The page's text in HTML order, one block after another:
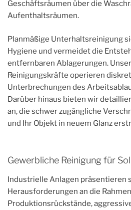
Geschäftsräumen über die
Aufenthaltsräumen.
Planmäßige Unterhaltsreinigung
Hygiene und vermeidet die
entfernbaren Ablagerungen.
Reinigungskräfte operieren
Unterbrechungen des
Darüber hinaus bieten wir
an, die schwer zugängliche
und Ihr Objekt in neuem Glanz
Gewerbliche Reinigung für
Industrielle Anlagen präsentieren
Herausforderungen an die
Produktionsrückstände,